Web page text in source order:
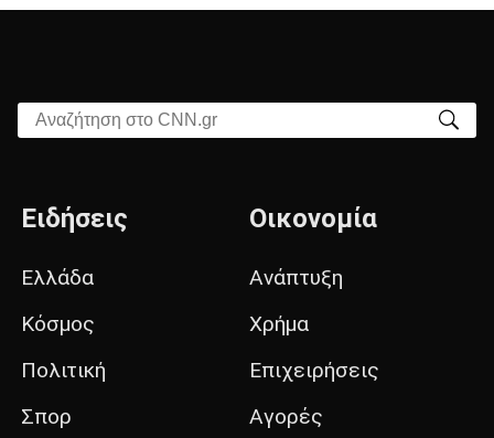
Αναζήτηση στο CNN.gr
Ειδήσεις
Ελλάδα
Κόσμος
Πολιτική
Σπορ
Οικονομία
Ανάπτυξη
Χρήμα
Επιχειρήσεις
Αγορές